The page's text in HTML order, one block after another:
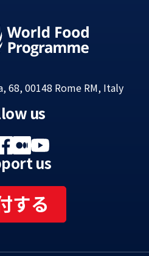
68, 00148 Rome RM, Italy
us
us
する